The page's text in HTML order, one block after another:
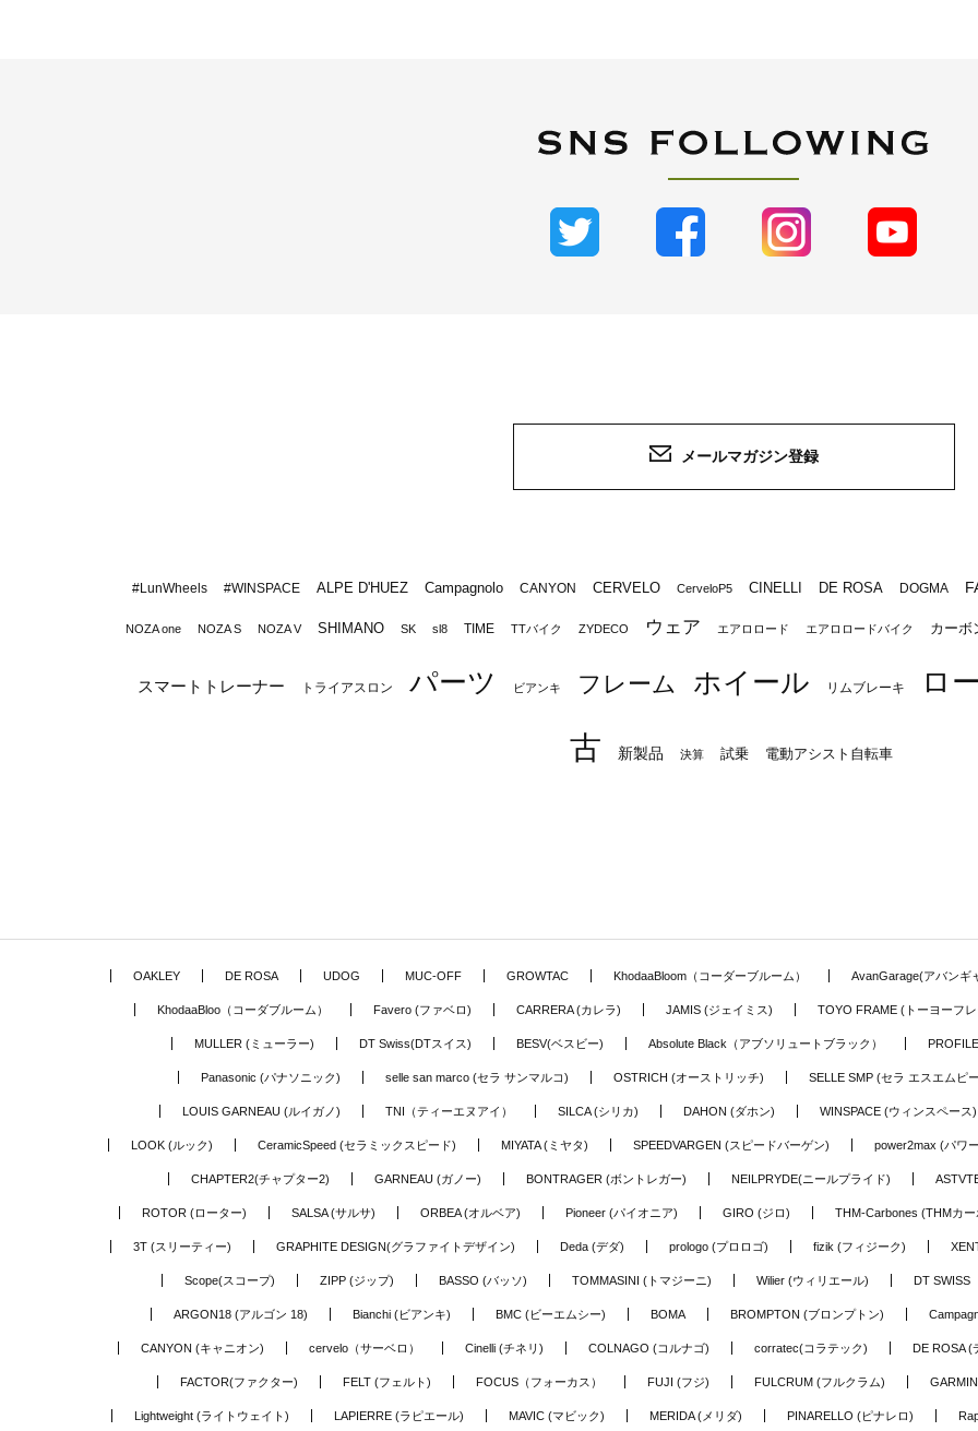
メールマガジン登録
#LunWheels #WINSPACE ALPE D'HUEZ Campagnolo CANYON CERVELO CerveloP5 CINELLI DE ROSA DOGMA
NOZA one NOZA S NOZA V SHIMANO SK sl8 TIME TTバイク ZYDECO ウェア エアロロード エアロロードバイク カーボ
スマートトレーナー トライアスロン パーツ ビアンキ フレーム ホイール リムブレーキ ロ
古 新製品 決算 試乗 電動アシスト自転車
OAKLEY DE ROSA UDOG MUC-OFF GROWTAC KhodaaBloom（コーダーブルーム） AvanGarage(アバンギ
KhodaaBloo（コーダブルーム） Favero (ファベロ) CARRERA (カレラ) JAMIS (ジェイミス) TOYO FRAME (トーヨーフ
MULLER (ミューラー) DT Swiss(DTスイス) BESV(ベスビー) Absolute Black（アブソリュートブラック）
Panasonic (パナソニック) selle san marco (セラ サンマルコ) OSTRICH (オーストリッチ) SELLE SMP (セラ エスエムピ
LOUIS GARNEAU (ルイガノ) TNI（ティーエヌアイ） SILCA (シリカ) DAHON (ダホン) WINSPACE (ウィンスペース)
LOOK (ルック) CeramicSpeed (セラミックスピード) MIYATA (ミヤタ) SPEEDVARGEN (スピードバーゲン) power2max (パワ
CHAPTER2(チャプター2) GARNEAU (ガノー) BONTRAGER (ボントレガー) NEILPRYDE(ニールプライド)
ROTOR (ローター) SALSA (サルサ) ORBEA (オルベア) Pioneer (パイオニア) GIRO (ジロ) THM-Carbones (THMカ
3T (スリーティー) GRAPHITE DESIGN(グラファイトデザイン) Deda (デダ) prologo (プロロゴ) fizik (フィジーク)
Scope(スコープ) ZIPP (ジップ) BASSO (バッソ) TOMMASINI (トマジーニ) Wilier (ウィリエール) DT SWISS
ARGON18 (アルゴン 18) Bianchi (ビアンキ) BMC (ビーエムシー) BOMA BROMPTON (ブロンプトン)
CANYON (キャニオン) cervelo（サーベロ） Cinelli (チネリ) COLNAGO (コルナゴ) corratec(コラテック) DE ROSA (
FACTOR(ファクター) FELT (フェルト) FOCUS（フォーカス） FUJI (フジ) FULCRUM (フルクラム) GARMIN
Lightweight (ライトウェイト) LAPIERRE (ラピエール) MAVIC (マビック) MERIDA (メリダ) PINARELLO (ピナレロ)